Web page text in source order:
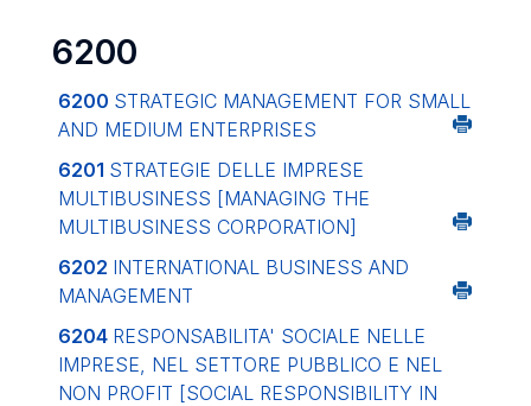
6200
6200 STRATEGIC MANAGEMENT FOR SMALL
AND MEDIUM ENTERPRISES
6201 STRATEGIE DELLE IMPRESE
MULTIBUSINESS [MANAGING THE
MULTIBUSINESS CORPORATION]
6202 INTERNATIONAL BUSINESS AND
MANAGEMENT
6204 RESPONSABILITA' SOCIALE NELLE
IMPRESE, NEL SETTORE PUBBLICO E NEL
NON PROFIT [SOCIAL RESPONSIBILITY IN